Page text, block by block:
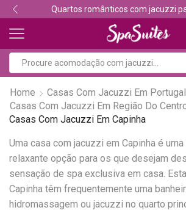
Quartos românticos com jacuzzi
Home
Casas Com Jacuzzi Em Portugal
Casas Com Jacuzzi Em Região Do
Casas Com Jacuzzi Em Capinha
Uma casa com jacuzzi em Capinha é
relaxante opção para os que desejam
sensação de spa exclusiva em casa.
Capinha têm frequentemente uma
hidromassagem ou jacuzzi no quarto